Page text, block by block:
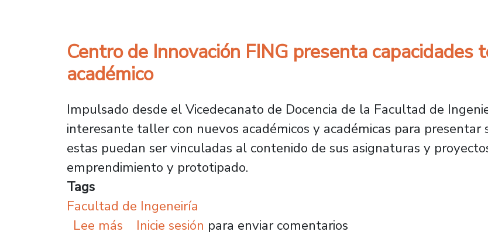
Centro de Innovación FING presenta capacidades
académico
Impulsado desde el Vicedecanato de Docencia de la Facultad de
interesante taller con nuevos académicos y académicas para presentar
estas puedan ser vinculadas al contenido de sus asignaturas y
emprendimiento y prototipado.
Tags
Facultad de Ingeneiría
Lee más sobre Centro de Innovación FING presenta capacidades
Inicie sesión para enviar comentarios